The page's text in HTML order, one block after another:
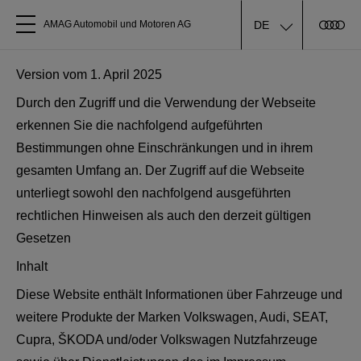
Alle Modelle
Über uns
Audi kaufen
Service & Reparatur
Audi Original Zubehör
Geschäftskunden
AMAG Automobil und Motoren AG DE
Version vom 1. April 2025
Durch den Zugriff und die Verwendung der Webseite
erkennen Sie die nachfolgend aufgeführten
Bestimmungen ohne Einschränkungen und in ihrem
gesamten Umfang an. Der Zugriff auf die Webseite
unterliegt sowohl den nachfolgend ausgeführten
rechtlichen Hinweisen als auch den derzeit gültigen
Gesetzen
Inhalt
Diese Website enthält Informationen über Fahrzeuge und
weitere Produkte der Marken Volkswagen, Audi, SEAT,
Cupra, ŠKODA und/oder Volkswagen Nutzfahrzeuge